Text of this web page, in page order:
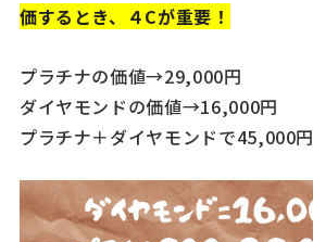
価するとき、４Cが重要！
プラチナの価値→29,000円
ダイヤモンドの価値→16,000円
プラチナ＋ダイヤモンドで45,000円